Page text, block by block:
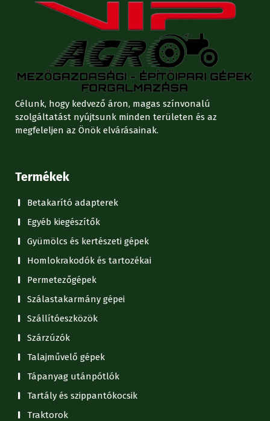
Célunk, hogy kedvező áron, magas színvonalú
szolgáltatást nyújtsunk minden területen és az
megfeleljen az Önök elvárásainak.
Termékek
Betakarító adapterek
Egyéb kiegészítők
Gyümölcs és kertészeti gépek
Homlokrakodók és tartozékai
Permetezőgépek
Szálastakarmány gépei
Szállítóeszközök
Szárzúzók
Talajművelő gépek
Tápanyag utánpótlók
Tartály és szippantókocsik
Traktorok